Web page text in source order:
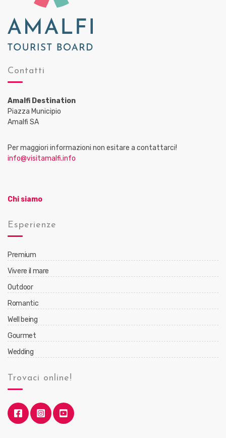
Contatti
Amalfi Destination
Piazza Municipio
Amalfi SA
Per maggiori informazioni non esitare a contattarci!
info@visitamalfi.info
Chi siamo
Esperienze
Premium
Vivere il mare
Outdoor
Romantic
Well being
Gourmet
Wedding
Trovaci online!